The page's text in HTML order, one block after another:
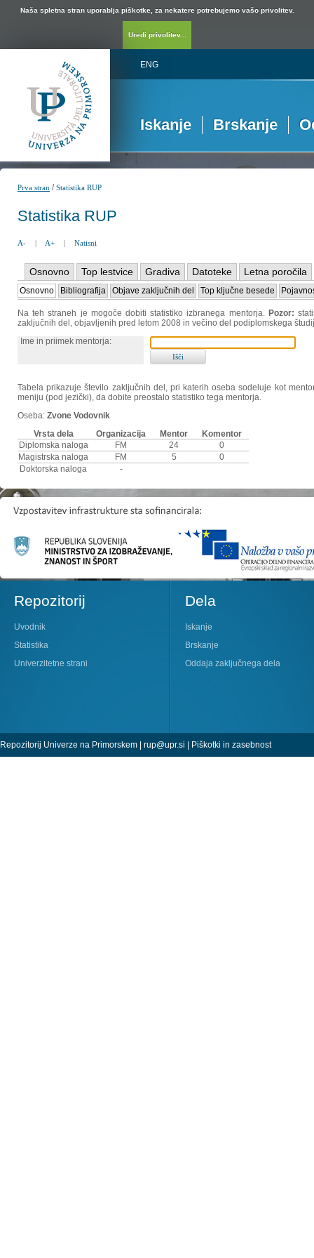
Naša spletna stran uporablja piškotke, za nekatere potrebujemo vašo privolitev.
Uredi privolitev...
ENG
Iskanje Brskanje
Prva stran /Statistika RUP
Statistika RUP
A- | A+ | Natisni
Osnovno Top lestvice Gradiva Datoteke Letna poročila
Osnovno Bibliografija Objave zaključnih del Top ključne besede
Na teh straneh je mogoče dobiti statistiko izbranega mentorja. Pozor:
zaključnih del, objavljenih pred letom 2008 in večino del podiplomskega
Ime in priimek mentorja:
Tabela prikazuje število zaključnih del, pri katerih oseba sodeluje kot
meniju (pod jezički), da dobite preostalo statistiko tega mentorja.
Oseba: Zvone Vodovnik
Vrsta dela
Organizacija Mentor
Komentor
Diplomska naloga
FM 24
0
Magistrska naloga
FM 5
0
Doktorska naloga
-
Repozitorij
Uvodnik
Statistika
Univerzitetne strani
Dela
Iskanje
Brskanje
Oddaja zaključnega dela
Repozitorij Univerze na Primorskem | rup@upr.si | Piškotki in zasebnost